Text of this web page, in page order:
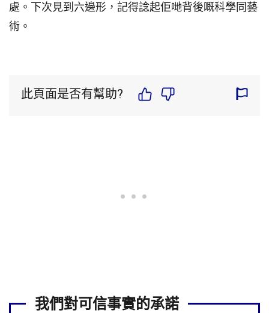
處。下次見到六邊形，記得諗起佢哋背後嘅科學同藝
術。
此頁面是否有幫助?
我們對可信事實的承諾